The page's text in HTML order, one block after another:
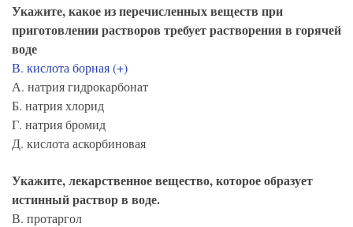
Укажите, какое из перечисленных веществ при
приготовлении растворов требует растворения в горячей
воде
В. кислота борная (+)
А. натрия гидрокарбонат
Б. натрия хлорид
Г. натрия бромид
Д. кислота аскорбиновая
Укажите, лекарственное вещество, которое образует
истинный раствор в воде.
В. протаргол